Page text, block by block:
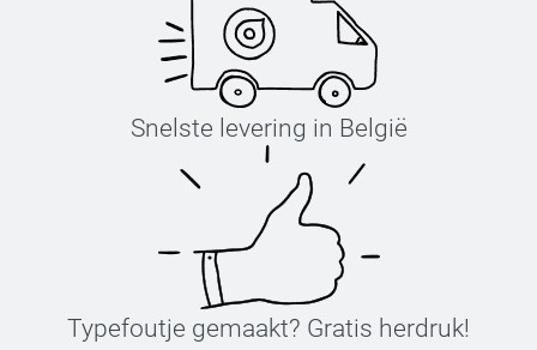
Snelste levering in België
Typefoutje gemaakt? Gratis herdruk!